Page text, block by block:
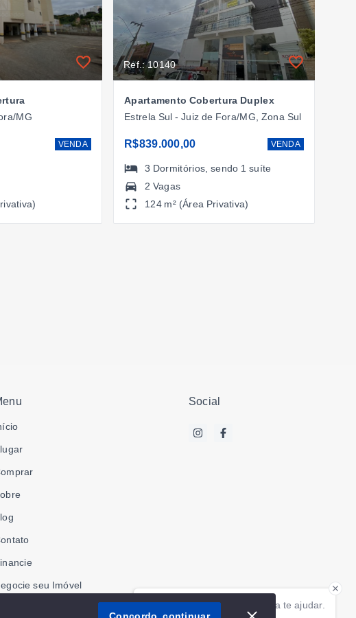
MG
VENDA
Ref.: 10140
Apartamento Cobertura Duplex
Estrela Sul - Juiz de Fora/MG, Zona Sul
R$839.000,00 VENDA
3 Dormitórios , sendo 1 suíte
2 Vagas
124 m² (Área Privativa)
Olá! Estamos disponíveis para te ajudar.
seu Imóvel
Social